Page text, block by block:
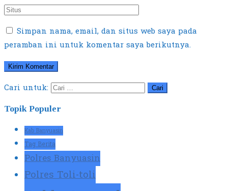
Simpan nama, email, dan situs web saya pada
peramban ini untuk komentar saya berikutnya.
Cari untuk:
Topik Populer
Kab Banyuasin
Tag Berita
Polres Banyuasin
Polres Toli-toli